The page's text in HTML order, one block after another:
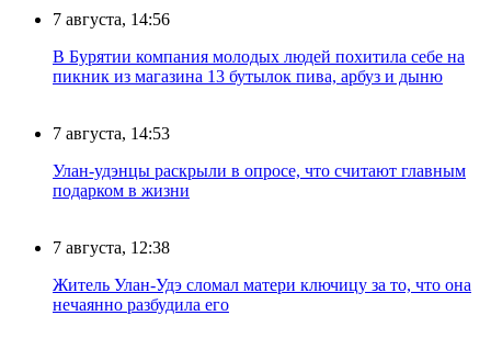
7 августа, 14:56
В Бурятии компания молодых людей похитила себе на
пикник из магазина 13 бутылок пива, арбуз и дыню
7 августа, 14:53
Улан-удэнцы раскрыли в опросе, что считают главным
подарком в жизни
7 августа, 12:38
Житель Улан-Удэ сломал матери ключицу за то, что она
нечаянно разбудила его